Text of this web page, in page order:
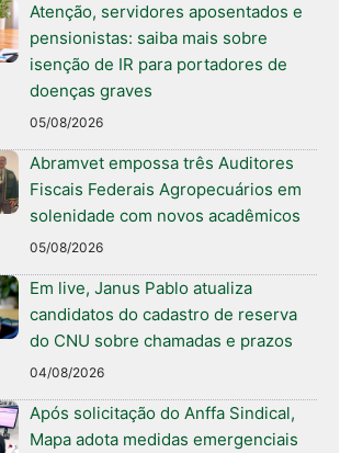
Atenção, servidores aposentados e
pensionistas: saiba mais sobre
isenção de IR para portadores de
doenças graves
05/08/2026
Abramvet empossa três Auditores
Fiscais Federais Agropecuários em
solenidade com novos acadêmicos
05/08/2026
Em live, Janus Pablo atualiza
candidatos do cadastro de reserva
do CNU sobre chamadas e prazos
04/08/2026
Após solicitação do Anffa Sindical,
Mapa adota medidas emergenciais